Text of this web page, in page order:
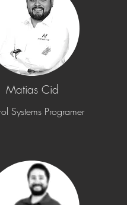
Matias Cid
Systems Programer